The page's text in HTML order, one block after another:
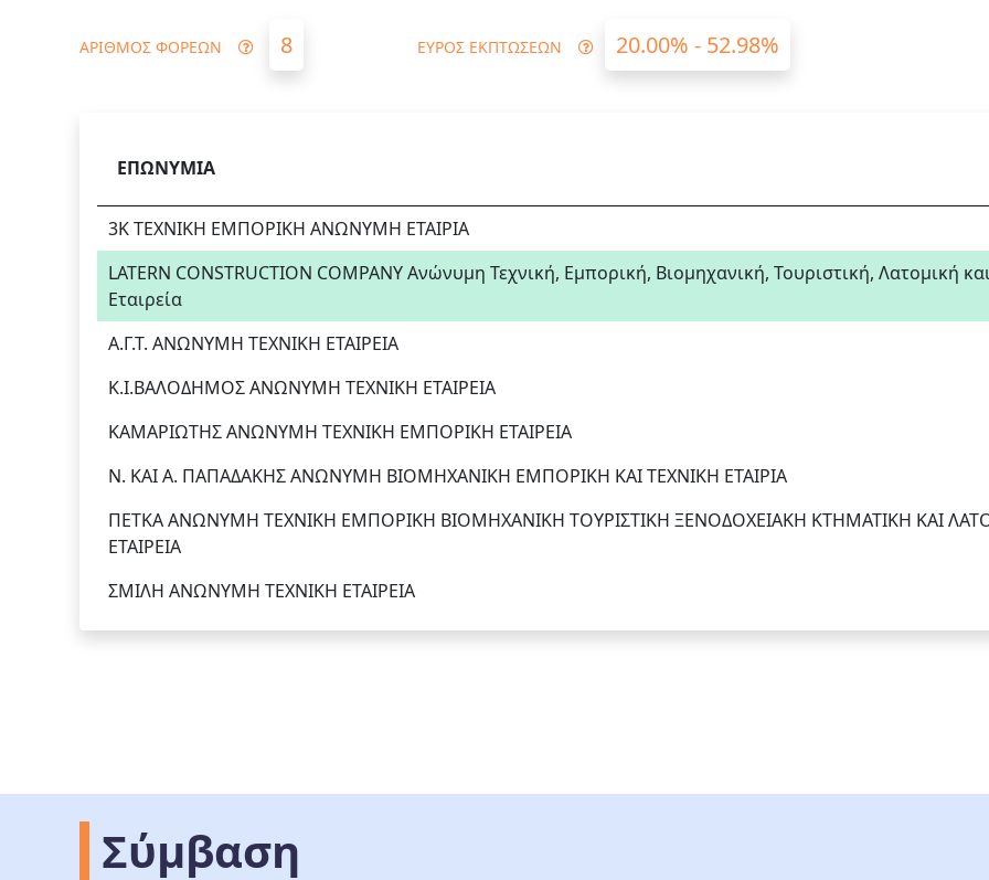
ΑΡΙΘΜΟΣ ΦΟΡΕΩΝ 8 ΕΥΡΟΣ ΕΚΠΤΩΣΕΩΝ 20.00% - 52.98%
ΕΠΩΝΥΜΙΑ
3Κ ΤΕΧΝΙΚΗ ΕΜΠΟΡΙΚΗ ΑΝΩΝΥΜΗ ΕΤΑΙΡΙΑ
LATERN CONSTRUCTION COMPANY Ανώνυμη Τεχνική, Εμπορική, Βιομηχανική, Τουριστική, Λατομική
Εταιρεία
Α.Γ.Τ. ΑΝΩΝΥΜΗ ΤΕΧΝΙΚΗ ΕΤΑΙΡΕΙΑ
Κ.Ι.ΒΑΛΟΔΗΜΟΣ ΑΝΩΝΥΜΗ ΤΕΧΝΙΚΗ ΕΤΑΙΡΕΙΑ
ΚΑΜΑΡΙΩΤΗΣ ΑΝΩΝΥΜΗ ΤΕΧΝΙΚΗ ΕΜΠΟΡΙΚΗ ΕΤΑΙΡΕΙΑ
Ν. ΚΑΙ Α. ΠΑΠΑΔΑΚΗΣ ΑΝΩΝΥΜΗ ΒΙΟΜΗΧΑΝΙΚΗ ΕΜΠΟΡΙΚΗ ΚΑΙ ΤΕΧΝΙΚΗ ΕΤΑΙΡΙΑ
ΠΕΤΚΑ ΑΝΩΝΥΜΗ ΤΕΧΝΙΚΗ ΕΜΠΟΡΙΚΗ ΒΙΟΜΗΧΑΝΙΚΗ ΤΟΥΡΙΣΤΙΚΗ ΞΕΝΟΔΟΧΕΙΑΚΗ ΚΤΗΜΑΤΙΚΗ ΚΑΙ
ΕΤΑΙΡΕΙΑ
ΣΜΙΛΗ ΑΝΩΝΥΜΗ ΤΕΧΝΙΚΗ ΕΤΑΙΡΕΙΑ
Σύμβαση